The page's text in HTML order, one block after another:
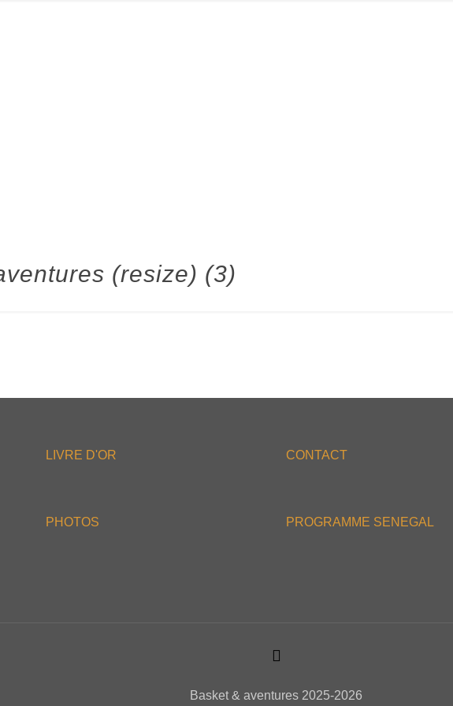
(resize) (3)
LIVRE D'OR
PHOTOS
CONTACT
PROGRAMME SENEGAL
Basket & aventures 2025-2026